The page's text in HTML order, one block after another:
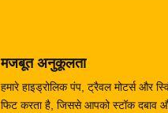
मजबूत अनुकूलता
हमारे हाइड्रोलिक पंप, ट्रैवल मोटर्स और
फिट करता है, जिससे आपको स्टॉक दबाव